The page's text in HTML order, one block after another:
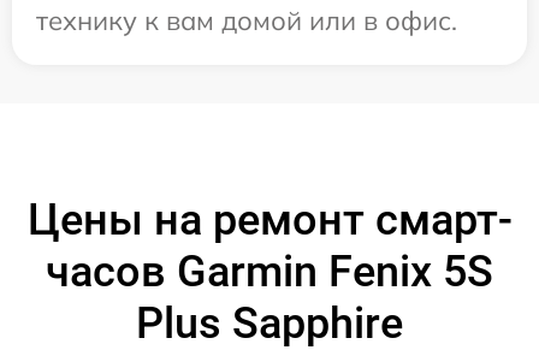
технику к вам домой или в офис.
Цены на ремонт смарт-
часов Garmin Fenix 5S
Plus Sapphire